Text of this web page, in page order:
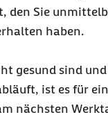
den Sie
haben.
gesund sind
ist es für
nächsten